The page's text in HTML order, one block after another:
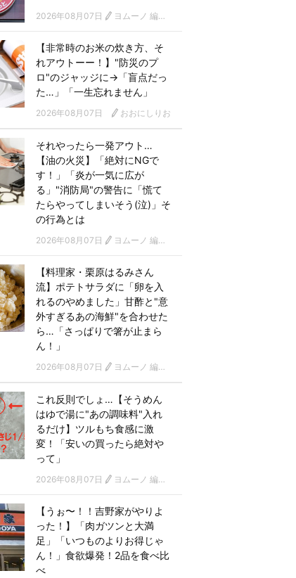
2026年08月07日 ヨムーノ 編集部
【非常時のお米の炊き方、そ
れアウトーー！】"防災のプ
ロ"のジャッジに→「盲点だっ
た…」「一生忘れません」
2026年08月07日 おおにしりお
それやったら一発アウト…
【油の火災】「絶対にNGで
す！」「炎が一気に広が
る」"消防局"の警告に「慌て
たらやってしまいそう(泣)」そ
の行為とは
2026年08月07日 ヨムーノ 編集部
【料理家・栗原はるみさん
流】ポテトサラダに「卵を入
れるのやめました」甘酢と"意
外すぎるあの海鮮"を合わせた
ら…「さっぱりで箸が止まら
ん！」
2026年08月07日 ヨムーノ 編集部
これ反則でしょ…【そうめん
はゆで湯に"あの調味料"入れ
るだけ】ツルもち食感に激
変！「安いの買ったら絶対や
って」
2026年08月07日 ヨムーノ 編集部
【うぉ〜！！吉野家がやりよ
った！】「肉ガツンと大満
足」「いつものよりお得じゃ
ん！」食欲爆発！2品を食べ比
べ